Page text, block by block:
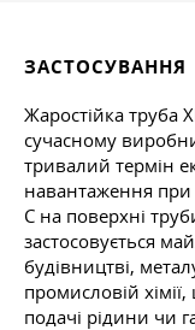
ЗАСТОСУВАННЯ
Жаростійка труба
сучасному
тривалий термін
навантаження при
C на поверхні
застосовується
будівництві,
промисловій
подачі рідини чи